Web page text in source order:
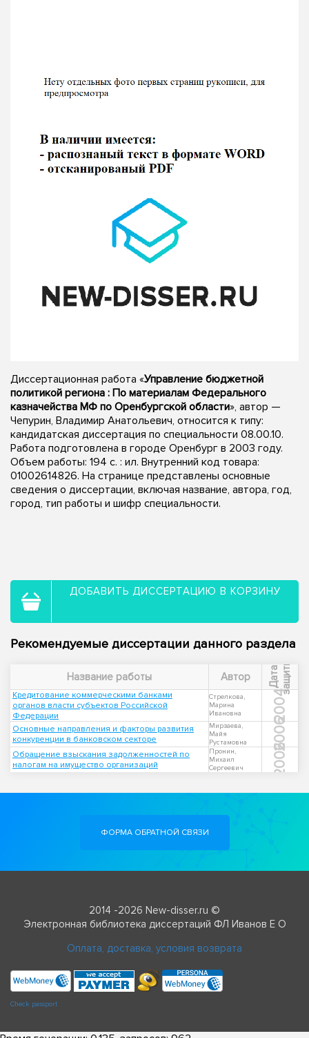
Диссертационная работа «Управление бюджетной
политикой региона : По материалам Федерального
казначейства МФ по Оренбургской области», автор —
Чепурин, Владимир Анатольевич, относится к типу:
кандидатская диссертация по специальности 08.00.10.
Работа подготовлена в городе Оренбург в 2003 году.
Объем работы: 194 с. : ил. Внутренний код товара:
01002614826. На странице представлены основные
сведения о диссертации, включая название, автора, год,
город, тип работы и шифр специальности.
ДОБАВИТЬ ДИССЕРТАЦИЮ В КОРЗИНУ
Рекомендуемые диссертации данного раздела
Название работы Автор Д
а
т
а
з
а
щ
и
т ы
Кредитование коммерческими банками
органов власти субъектов Российской
Федерации
Стрелкова,
Марина
Ивановна
2004
Основные направления и факторы развития
конкуренции в банковском секторе
Мирзаева,
Майя
Рустамовна
2006
Обращение взыскания задолженностей по
налогам на имущество организаций
Пронин,
Михаил
Сергеевич
2006
ФОРМА ОБРАТНОЙ СВЯЗИ
2014 -2026 New-disser.ru ©
Электронная библиотека диссертаций ФЛ Иванов Е О
Оплата, доставка, условия возврата
Check passport